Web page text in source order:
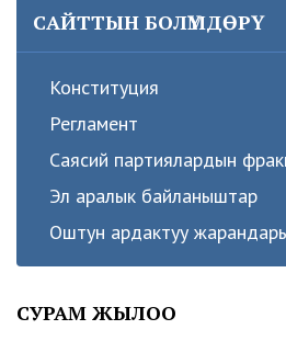
САЙТТЫН БОЛҮМДӨРҮ
Конституция
Регламент
Саясий партиялардын
Эл аралык байланыштар
Оштун ардактуу
СУРАМ ЖЫЛОО